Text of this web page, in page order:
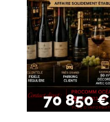
70 850 €